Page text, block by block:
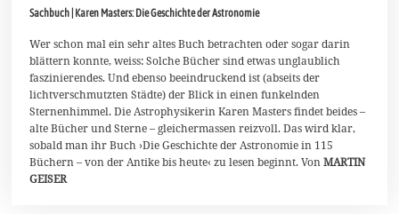
O
t
b
e
r
2
0
2
4
Sachbuch | Karen Masters: Die Geschichte der Astronomie
Wer schon mal ein sehr altes Buch betrachten oder sogar darin
blättern konnte, weiss: Solche Bücher sind etwas unglaublich
faszinierendes. Und ebenso beeindruckend ist (abseits der
lichtverschmutzten Städte) der Blick in einen funkelnden
Sternenhimmel. Die Astrophysikerin Karen Masters findet beides –
alte Bücher und Sterne – gleichermassen reizvoll. Das wird klar,
sobald man ihr Buch ›Die Geschichte der Astronomie in 115
Büchern – von der Antike bis heute‹ zu lesen beginnt. VonMARTIN
GEISER